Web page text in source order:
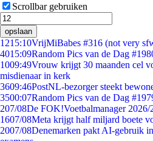
Scrollbar gebruiken
opslaan
1215:10VrijMiBabes #316 (not very
4015:09Random Pics van de Dag
1009:49Vrouw krijgt 30 maanden cel
misdienaar in kerk
3609:46PostNL-bezorger steekt
3500:07Random Pics van de Dag
207/08De FOK!Voetbalmanager 2026/
1607/08Meta krijgt half miljard boete
2007/08Denemarken pakt AI-gebruik